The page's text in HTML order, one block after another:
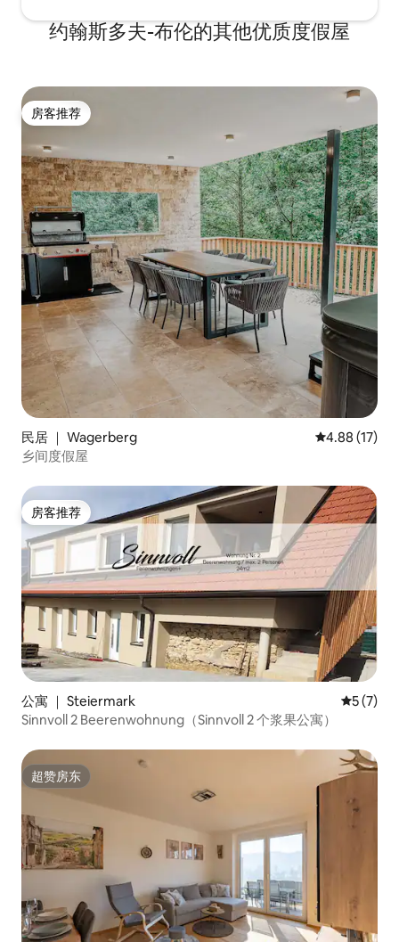
约翰斯多夫-布伦的其他优质度假屋
房客推荐
房客推荐
民居 ｜ Wagerberg 平均评分
4.88 (17)
乡间度假屋
房客推荐
房客推荐
公寓 ｜ Steiermark 平均评分
5 (7)
Sinnvoll 2 Beerenwohnung（Sinnvoll 2 个浆果公寓）
超赞房东
超赞房东